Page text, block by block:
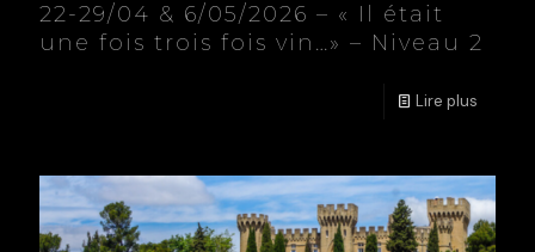
22-29/04 & 6/05/2026 – « Il était
une fois trois fois vin…» – Niveau 2
Lire plus